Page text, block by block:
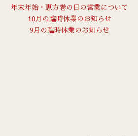
年末年始・恵方巻の日の営業について
10月の臨時休業のお知らせ
9月の臨時休業のお知らせ